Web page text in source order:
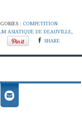
: COMPETITION
ASIATIQUE DE DEAUVILLE
SHARE